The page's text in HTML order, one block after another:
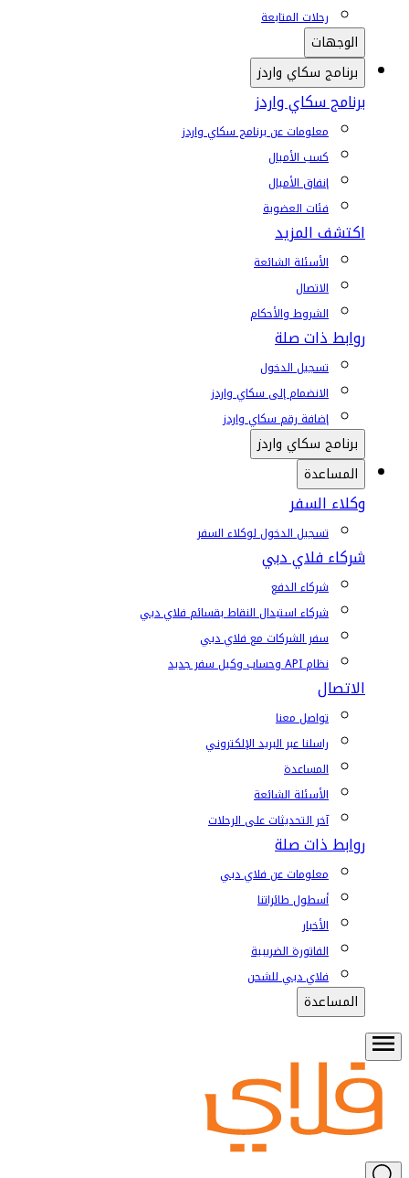
رحلات المتابعة
الوجهات
برنامج سكاي واردز
برنامج سكاي واردز
معلومات عن برنامج سكاي واردز
كسب الأميال
إنفاق الأميال
فئات العضوية
اكتشف المزيد
الأسئلة الشائعة
الاتصال
الشروط والأحكام
روابط ذات صلة
تسجيل الدخول
الانضمام إلى سكاي واردز
إضافة رقم سكاي واردز
برنامج سكاي واردز
المساعدة
وكلاء السفر
تسجيل الدخول لوكلاء السفر
شركاء فلاي دبي
شركاء الدفع
شركاء استبدال النقاط بقسائم فلاي دبي
سفر الشركات مع فلاي دبي
نظام API وحساب وكيل سفر جديد
الاتصال
تواصل معنا
راسلنا عبر البريد الإلكتروني
المساعدة
الأسئلة الشائعة
آخر التحديثات على الرحلات
روابط ذات صلة
معلومات عن فلاي دبي
أسطول طائراتنا
الأخبار
الفاتورة الضريبية
فلاي دبي للشحن
المساعدة